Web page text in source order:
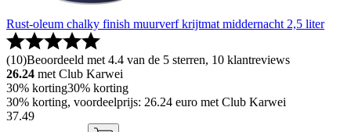
Rust-oleum chalky finish muurverf krijtmat middernacht 2,5 liter
(10)Beoordeeld met 4.4 van de 5 sterren, 10 klantreviews
26.24 met Club Karwei
30% korting30% korting
30% korting, voordeelprijs: 26.24 euro met Club Karwei
37.49